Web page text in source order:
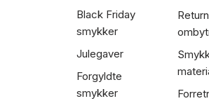
Black Friday
smykker
Julegaver
Forgyldte
smykker